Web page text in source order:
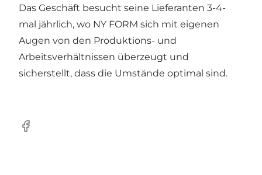
Das Geschäft besucht seine Lieferanten 3-4-
mal jährlich, wo NY FORM sich mit eigenen
Augen von den Produktions- und
Arbeitsverhältnissen überzeugt und
sicherstellt, dass die Umstände optimal sind.
Facebook